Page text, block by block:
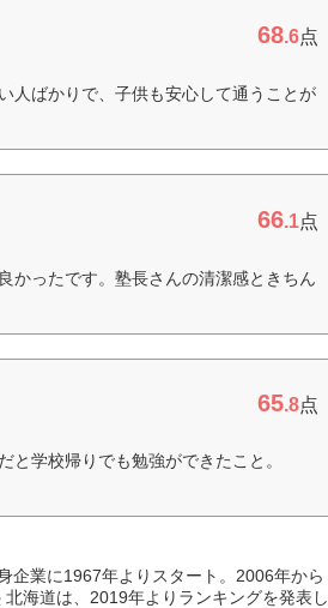
68.6点
人ばかりで、子供も安心して通うことが
66.1点
かったです。塾長さんの清潔感ときちん
65.8点
と学校帰りでも勉強ができたこと。
企業に1967年よりスタート。2006年から
海道は、2019年よりランキングを発表し